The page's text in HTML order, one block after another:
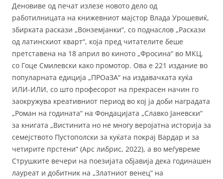
Деновиве од печат излезе новото дело од
работилницата на книжевниот мајстор Влада Урошевиќ,
збирката раскази „Вонземјанки“, со поднаслов „Раскази
од латинскиот кварт“, која пред читателите беше
претставена на 18 април во киното „Фросина“ во МКЦ,
со Гоце Смилевски како промотор. Ова е 221 издание во
популарната едиција „ПРОаЗА“ на издавачката куќа
ИЛИ-ИЛИ, со што професорот на прекрасен начин го
заокружува креативниот период во кој ја доби наградата
„Роман на годината“ на Фондацијата „Славко Јаневски“
за книгата „Вистинита но не многу веројатна историја за
семејството Пустополски за куќата покрај Вардар и за
четирите прстени“ (Арс либрис, 2022), а во меѓувреме
Струшките вечери на поезијата објавија дека годинашен
лауреат и добитник на „Златниот венец“ на